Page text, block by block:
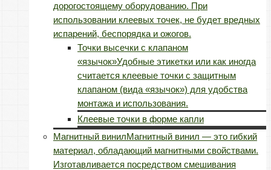
дорогостоящему оборудованию. При
использовании клеевых точек, не будет вредных
испарений, беспорядка и ожогов.
Точки высечки с клапаном
«язычок»Удобные этикетки или как иногда
считается клеевые точки с защитным
клапаном (вида «язычок») для удобства
монтажа и использования.
Клеевые точки в форме капли
Магнитный винилМагнитный винил — это гибкий
материал, обладающий магнитными свойствами.
Изготавливается посредством смешивания